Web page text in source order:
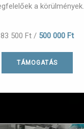
a körülmények.
83 500 Ft / 500 000 Ft
TÁMOGATÁS